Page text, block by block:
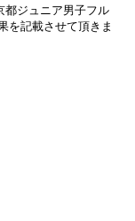
都ジュニア男子フル
を記載させて頂きま